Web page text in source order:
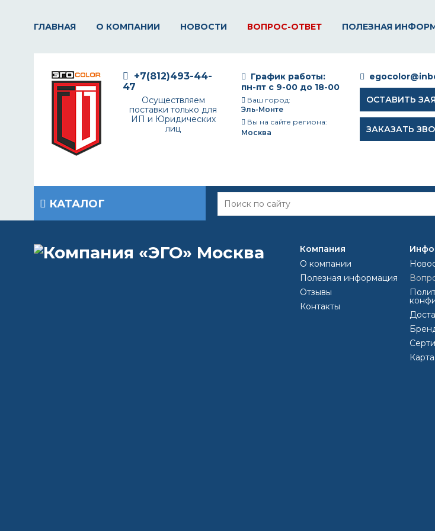
ГЛАВНАЯ О КОМПАНИИ НОВОСТИ ВОПРОС-ОТВЕТ ПОЛЕЗНАЯ
ОСТАВИТЬ
ЗАКАЗАТЬ
График работы:
пн-пт с 9-00 до 18-00
Ваш город:
Эль-Монте
Вы на сайте региона:
Москва
+7(812)493-44-
47
Осуществляем
поставки только для
ИП и Юридических
лиц
КАТАЛОГ
МОЖНО ЛИ КРАСИТЬ ПФ-115 ПРИ
Для ПФ-115 температура окружающей среды не имеет значения. Она будет превосходно
Компания
О компании
Полезная информация
Отзывы
Контакты